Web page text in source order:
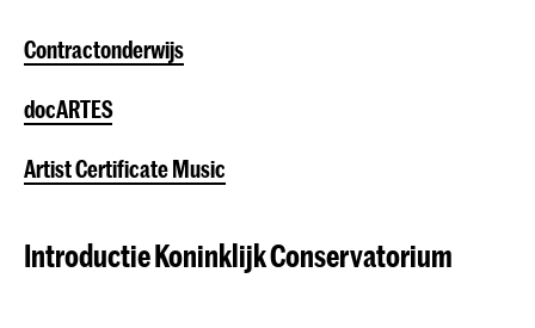
Contractonderwijs
docARTES
Artist Certificate Music
Introductie Koninklijk Conservatorium